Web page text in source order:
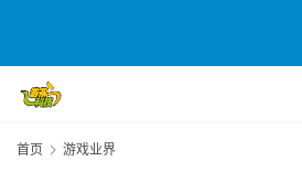
首页 游戏业界